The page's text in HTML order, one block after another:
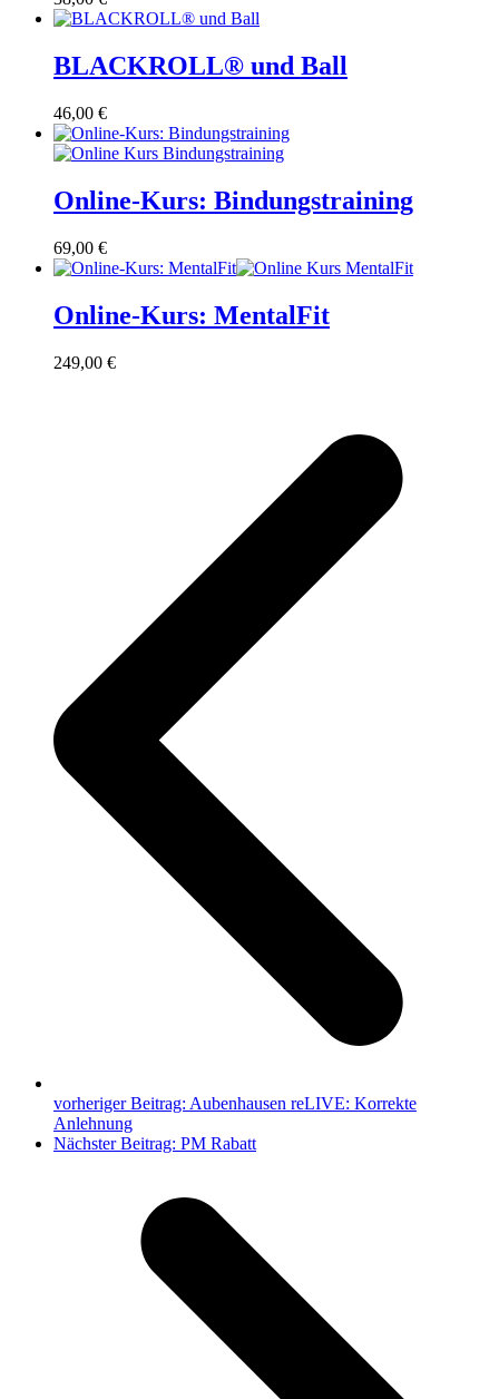
BLACKROLL® und Ball
46,00 €
Online-Kurs: Bindungstraining
69,00 €
Online-Kurs: MentalFit
249,00 €
vorheriger Beitrag: Aubenhausen reLIVE: Korrekte
Anlehnung
Nächster Beitrag: PM Rabatt